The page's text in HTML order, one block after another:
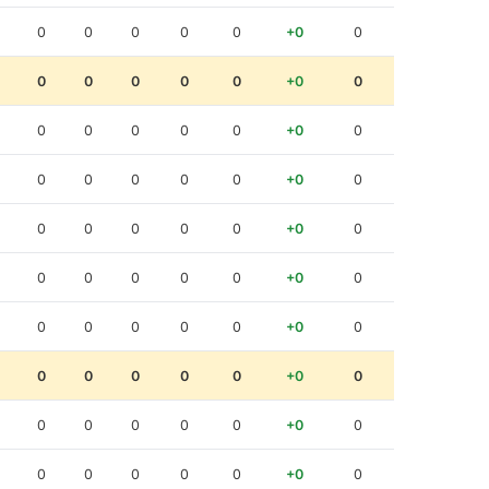
0 0 0 0 0 +0 0
0 0 0 0 0 +0 0
0 0 0 0 0 +0 0
0 0 0 0 0 +0 0
0 0 0 0 0 +0 0
0 0 0 0 0 +0 0
0 0 0 0 0 +0 0
0 0 0 0 0 +0 0
0 0 0 0 0 +0 0
0 0 0 0 0 +0 0